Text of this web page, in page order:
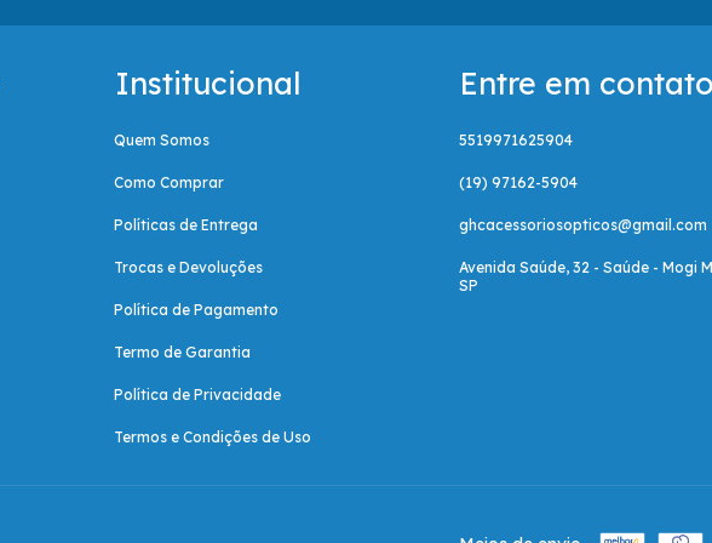
Institucional
Quem Somos
Como Comprar
Políticas de Entrega
Trocas e Devoluções
Política de Pagamento
Termo de Garantia
Política de Privacidade
Termos e Condições de Uso
Entre em contato
5519971625904
(19) 97162-5904
ghcacessoriosopticos@gmail.com
Avenida Saúde, 32 - Saúde - Mogi
SP